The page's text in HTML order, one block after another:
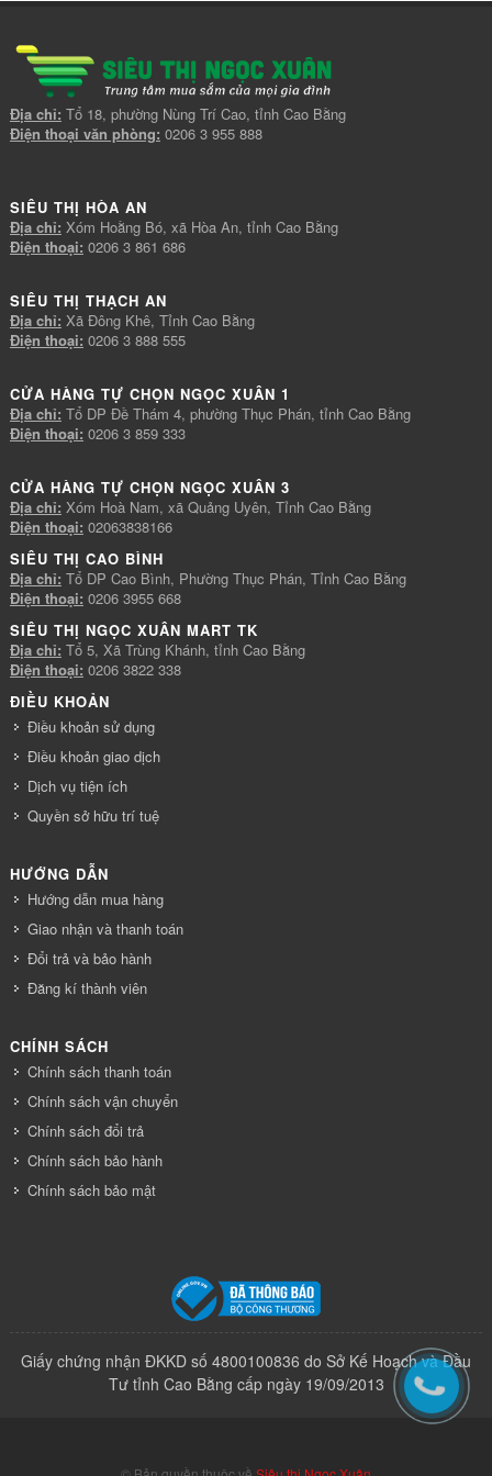
Địa chỉ: Tổ 18, phường Nùng Trí Cao, tỉnh Cao Bằng
Điện thoại văn phòng: 0206 3 955 888
SIÊU THỊ HÒA AN
Địa chỉ: Xóm Hoằng Bó, xã Hòa An, tỉnh Cao Bằng
Điện thoại: 0206 3 861 686
SIÊU THỊ THẠCH AN
Địa chỉ: Xã Đông Khê, Tỉnh Cao Bằng
Điện thoại: 0206 3 888 555
CỬA HÀNG TỰ CHỌN NGỌC XUÂN 1
Địa chỉ: Tổ DP Đề Thám 4, phường Thục Phán, tỉnh Cao Bằng
Điện thoại: 0206 3 859 333
CỬA HÀNG TỰ CHỌN NGỌC XUÂN 3
Địa chỉ: Xóm Hoà Nam, xã Quảng Uyên, Tỉnh Cao Bằng
Điện thoại: 02063838166
SIÊU THỊ CAO BÌNH
Địa chỉ: Tổ DP Cao Bình, Phường Thục Phán, Tỉnh Cao Bằng
Điện thoại: 0206 3955 668
SIÊU THỊ NGỌC XUÂN MART TK
Địa chỉ: Tổ 5, Xã Trùng Khánh, tỉnh Cao Bằng
Điện thoại: 0206 3822 338
ĐIỀU KHOẢN
Điều khoản sử dụng
Điều khoản giao dịch
Dịch vụ tiện ích
Quyền sở hữu trí tuệ
HƯỚNG DẪN
Hướng dẫn mua hàng
Giao nhận và thanh toán
Đổi trả và bảo hành
Đăng kí thành viên
CHÍNH SÁCH
Chính sách thanh toán
Chính sách vận chuyển
Chính sách đổi trả
Chính sách bảo hành
Chính sách bảo mật
Giấy chứng nhận ĐKKD số 4800100836 do Sở Kế Hoạch và Đầu
Tư tỉnh Cao Bằng cấp ngày 19/09/2013